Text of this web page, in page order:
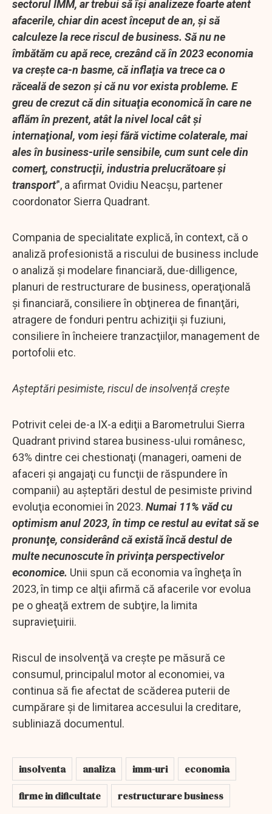
sectorul IMM, ar trebui să îşi analizeze foarte atent
afacerile, chiar din acest început de an, şi să
calculeze la rece riscul de business. Să nu ne
îmbătăm cu apă rece, crezând că în 2023 economia
va creşte ca-n basme, că inflaţia va trece ca o
răceală de sezon şi că nu vor exista probleme. E
greu de crezut că din situaţia economică în care ne
aflăm în prezent, atât la nivel local cât şi
internaţional, vom ieşi fără victime colaterale, mai
ales în business-urile sensibile, cum sunt cele din
comerţ, construcţii, industria prelucrătoare şi
transport'', a afirmat Ovidiu Neacşu, partener
coordonator Sierra Quadrant.
Compania de specialitate explică, în context, că o
analiză profesionistă a riscului de business include
o analiză şi modelare financiară, due-dilligence,
planuri de restructurare de business, operaţională
şi financiară, consiliere în obţinerea de finanţări,
atragere de fonduri pentru achiziţii şi fuziuni,
consiliere în încheiere tranzacţiilor, management de
portofolii etc.
Așteptări pesimiste, riscul de insolvență crește
Potrivit celei de-a IX-a ediţii a Barometrului Sierra
Quadrant privind starea business-ului românesc,
63% dintre cei chestionaţi (manageri, oameni de
afaceri şi angajaţi cu funcţii de răspundere în
companii) au aşteptări destul de pesimiste privind
evoluţia economiei în 2023. Numai 11% văd cu
optimism anul 2023, în timp ce restul au evitat să se
pronunţe, considerând că există încă destul de
multe necunoscute în privinţa perspectivelor
economice. Unii spun că economia va îngheţa în
2023, în timp ce alţii afirmă că afacerile vor evolua
pe o gheaţă extrem de subţire, la limita
supravieţuirii.
Riscul de insolvenţă va creşte pe măsură ce
consumul, principalul motor al economiei, va
continua să fie afectat de scăderea puterii de
cumpărare şi de limitarea accesului la creditare,
subliniază documentul.
insolventa analiza imm-uri
economia
firme in dificultate
restructurare business